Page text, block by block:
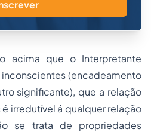
acima que o Interpretante
(encadeamento
significante), que a relação
irredutível á qualquer relação
se trata de propriedades